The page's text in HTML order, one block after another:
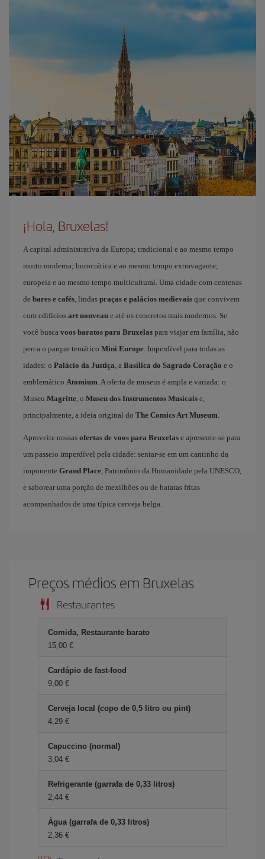
¡Hola, Bruxelas!
A capital administrativa da Europa; tradicional e ao mesmo tempo
muito moderna; burocrática e ao mesmo tempo extravagante;
europeia e ao mesmo tempo multicultural. Uma cidade com centenas
de bares e cafés, lindas praças e palácios medievais que convivem
com edifícios art nouveau e até os concretos mais modernos. Se
você busca voos baratos para Bruxelas para viajar em família, não
perca o parque temático Mini Europe. Imperdível para todas as
idades: o Palácio da Justiça, a Basílica do Sagrado Coração e o
emblemático Atomium. A oferta de museus é ampla e variada: o
Museu Magritte, o Museu dos Instrumentos Musicais e,
principalmente, a ideia original do The Comics Art Museum.
Aproveite nossas ofertas de voos para Bruxelas e apresente-se para
um passeio imperdível pela cidade: sentar-se em um cantinho da
imponente Grand Place, Patrimônio da Humanidade pela UNESCO,
e saborear uma porção de mexilhões ou de batatas fritas
acompanhados de uma típica cerveja belga.
Preços médios em Bruxelas
Restaurantes
Comida, Restaurante barato
15,00 €
Cardápio de fast-food
9,00 €
Cerveja local (copo de 0,5 litro ou pint)
4,29 €
Capuccino (normal)
3,04 €
Refrigerante (garrafa de 0,33 litros)
2,44 €
Água (garrafa de 0,33 litros)
2,36 €